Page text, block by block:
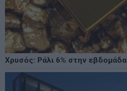
Χρυσός: Ράλι 6% στην εβδομάδα